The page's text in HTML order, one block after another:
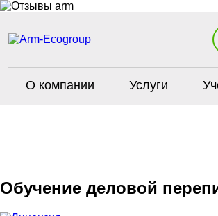
О компании Услуги
Обучение деловой